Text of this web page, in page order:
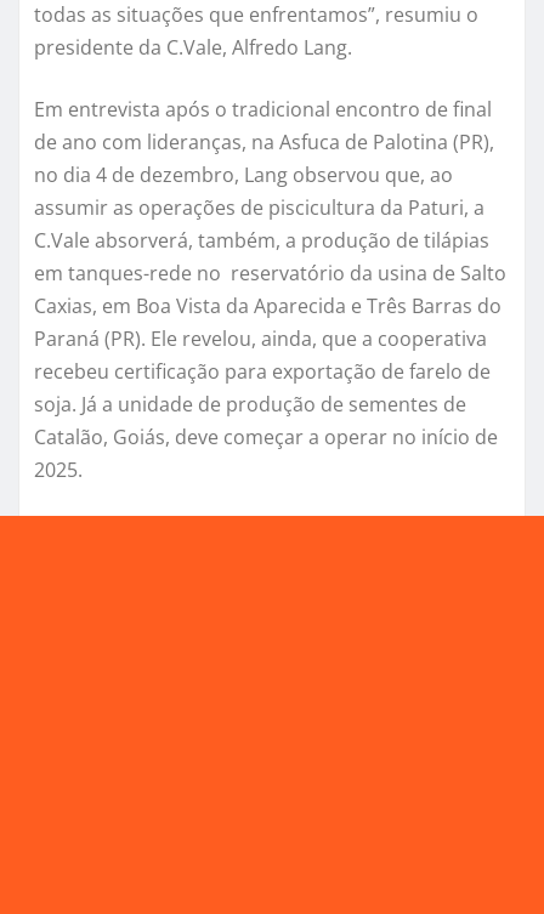
todas as situações que enfrentamos”, resumiu o
presidente da C.Vale, Alfredo Lang.
Em entrevista após o tradicional encontro de final
de ano com lideranças, na Asfuca de Palotina (PR),
no dia 4 de dezembro, Lang observou que, ao
assumir as operações de piscicultura da Paturi, a
C.Vale absorverá, também, a produção de tilápias
em tanques-rede no reservatório da usina de Salto
Caxias, em Boa Vista da Aparecida e Três Barras do
Paraná (PR). Ele revelou, ainda, que a cooperativa
recebeu certificação para exportação de farelo de
soja. Já a unidade de produção de sementes de
Catalão, Goiás, deve começar a operar no início de
2025.